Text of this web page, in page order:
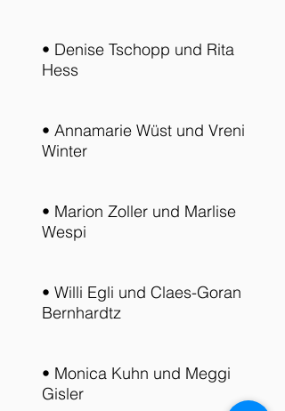
• Denise Tschopp und Rita
Hess
• Annamarie Wüst und Vreni
Winter
• Marion Zoller und Marlise
Wespi
• Willi Egli und Claes-Goran
Bernhardtz
• Monica Kuhn und Meggi
Gisler